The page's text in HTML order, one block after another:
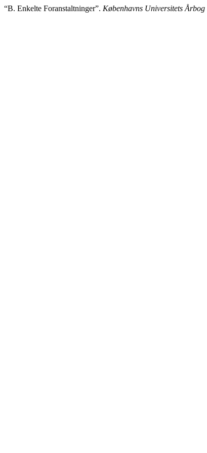
“B. Enkelte Foranstaltninger”. Københavns Universitets Årbog